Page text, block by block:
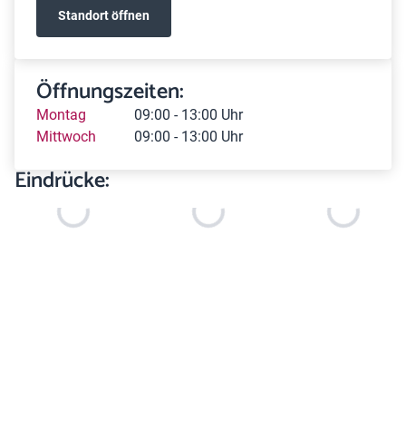
Standort öffnen
Öffnungszeiten:
Montag
09:00 - 13:00 Uhr
Mittwoch
09:00 - 13:00 Uhr
Eindrücke: